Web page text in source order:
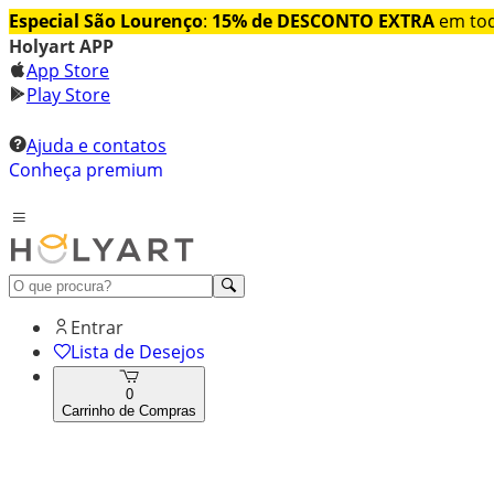
Especial São Lourenço: 15% de DESCONTO EXTRA em
Holyart APP
App Store
Play Store
Ajuda e contatos
Conheça premium
Entrar
Lista de Desejos
0
Carrinho de Compras